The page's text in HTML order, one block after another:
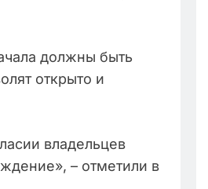
должны быть
открыто и
владельцев
– отметили в